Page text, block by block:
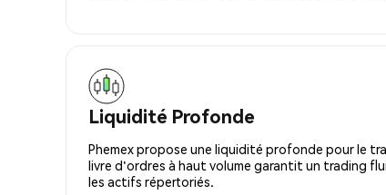
Liquidité Profonde
Phemex propose une liquidité profonde pour le
livre d'ordres à haut volume garantit un trading
les actifs répertoriés.